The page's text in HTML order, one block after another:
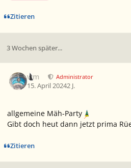
Zitieren
3 Wochen später...
wm Administrator
15. April 20242 J.
allgemeine Mäh-Party
Gibt doch heut dann jetzt prima
Zitieren